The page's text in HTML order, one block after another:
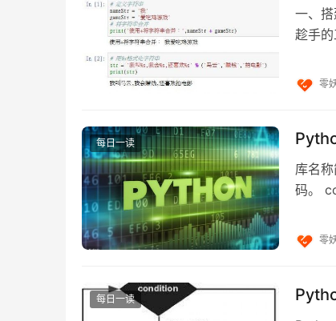
循环遍历
for-in 可以用来遍历数组与字典：
一、
趁手
零
每日一读
库名
码。
零
每日一读